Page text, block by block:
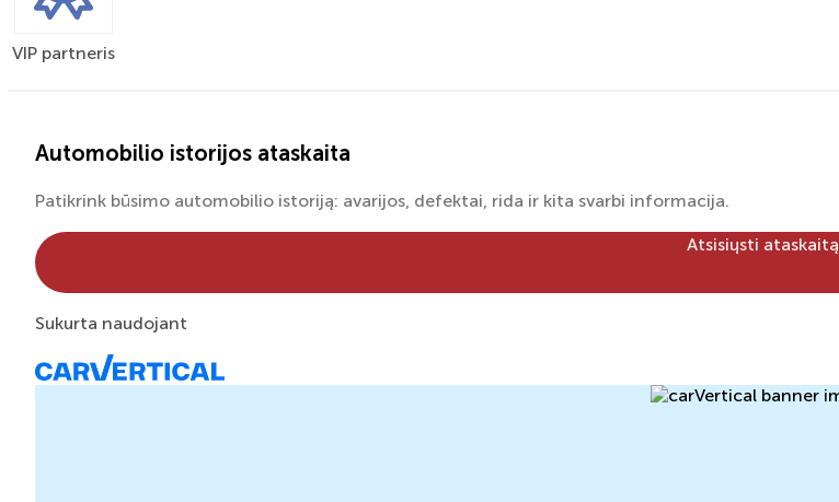
VIP partneris
Automobilio istorijos ataskaita
Patikrink būsimo automobilio istoriją: avarijos, defektai, rida ir kita svarbi informacija.
Atsisiųsti ataskaitą
Sukurta naudojant